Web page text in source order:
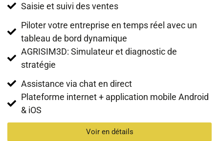
Saisie et suivi des ventes
Piloter votre entreprise en temps réel avec un
tableau de bord dynamique
AGRISIM3D: Simulateur et diagnostic de
stratégie
Assistance via chat en direct
Plateforme internet + application mobile Android
& iOS
Voir en détails